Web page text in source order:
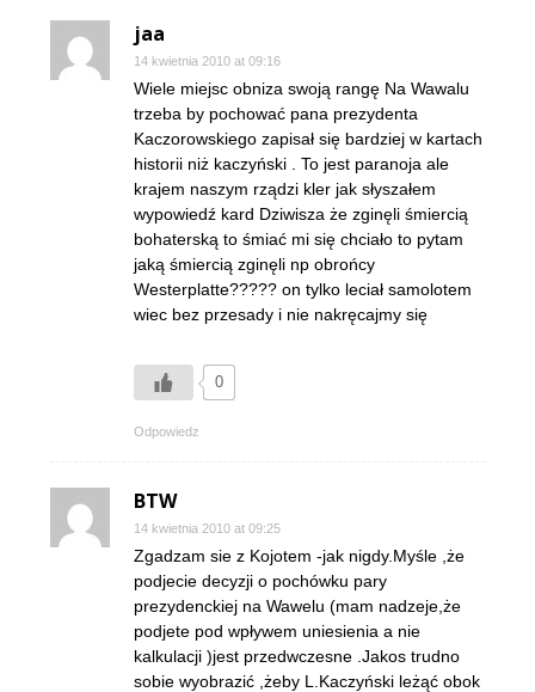
jaa
14 kwietnia 2010 at 09:16
Wiele miejsc obniza swoją rangę Na Wawalu
trzeba by pochować pana prezydenta
Kaczorowskiego zapisał się bardziej w kartach
historii niż kaczyński . To jest paranoja ale
krajem naszym rządzi kler jak słyszałem
wypowiedź kard Dziwisza że zginęli śmiercią
bohaterską to śmiać mi się chciało to pytam
jaką śmiercią zginęli np obrońcy
Westerplatte????? on tylko leciał samolotem
wiec bez przesady i nie nakręcajmy się
0
Odpowiedz
BTW
14 kwietnia 2010 at 09:25
Zgadzam sie z Kojotem -jak nigdy.Myśle ,że
podjecie decyzji o pochówku pary
prezydenckiej na Wawelu (mam nadzeje,że
podjete pod wpływem uniesienia a nie
kalkulacji )jest przedwczesne .Jakos trudno
sobie wyobrazić ,żeby L.Kaczyński leżąć obok